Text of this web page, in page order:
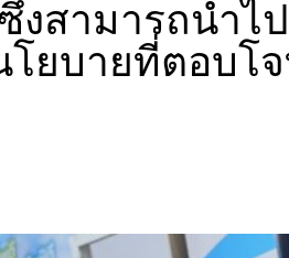
งสามารถนำไ
ยบายที่ตอบโ